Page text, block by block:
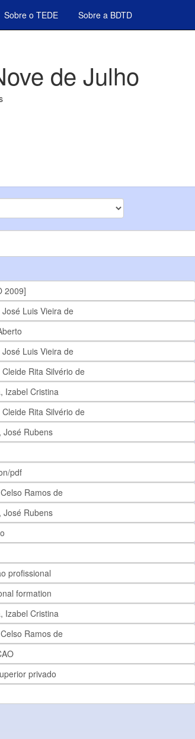
Sobre o TEDE Sobre a BDTD
de Julho